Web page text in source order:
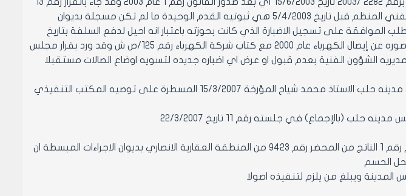
عام 2006 لمجلس مدينه حلب باعتماد التقرير الفني المنظم قبل تاريخ 5/4/2003 هي ثبوتيه القدم الوحيدة ما لم تكن مسجلة بديوان
الموافقة على تسجيل الاضبارة الذي كانت بحوزته باعتبار انه احيل لدفع السلفة بتاريخ
13/4/2004 ولم يتم دفعها مرفق مع الاضبارة صوره عن إيصال الكهرباء عام 2000 مع كتاب شركة الكهرباء رقم 125/ص ش وقد ورد بقرار مجلس
2006 مادة 4 منه الايعاز لمديريه الشؤون الفنية بعدم قبول او عرض اي اضباره جديده لتسويه اوضاع الصالات مستقبلا
وعلى حاشية عضو المكتب التنفيذي لمجلس مدينه حلب الاستاذ محمد شياح المؤرخة 15/3/2007 المسطرة على توصيه المكتب التنفيذي
(بالإجماع) في جلسته رقم 11 تاريخ 22/3/2007
مادة 1- الموافقة على تسجيل اضباره المقسم رقم 1 الناتج من المحضر رقم 9423 من المنطقة العقارية الانصاري بديوان الاجراءات المبسطة ان
الحسم